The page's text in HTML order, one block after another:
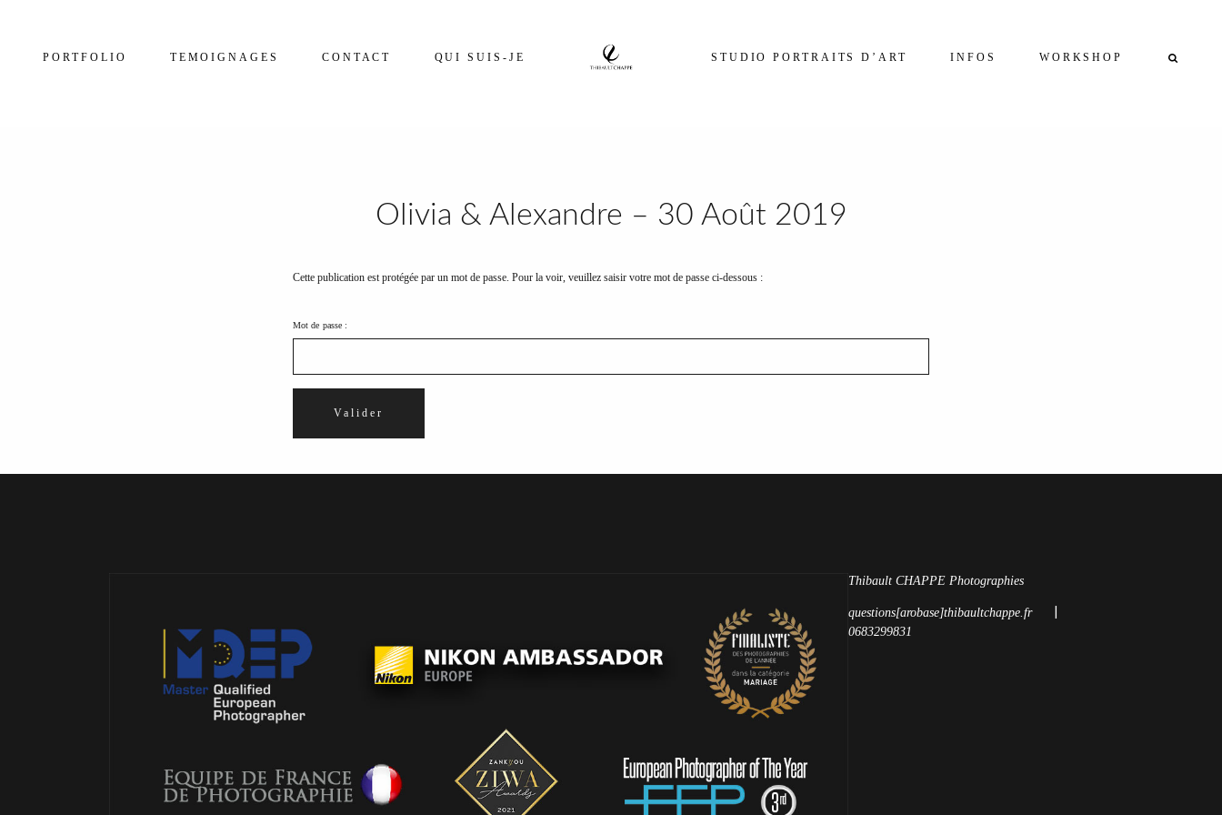
PORTFOLIO
INFOS
PORTFOLIO TEMOIGNAGES CONTACT QUI SUIS-JE STUDIO PORTRAITS D’ART INFOS WORKSHOP
Olivia & Alexandre – 30 Août 2019
Cette publication est protégée par un mot de passe. Pour la voir, veuillez saisir votre mot de passe ci-dessous :
Mot de passe :
Thibault CHAPPE Photographies
questions[arobase]thibaultchappe.fr |
0683299831